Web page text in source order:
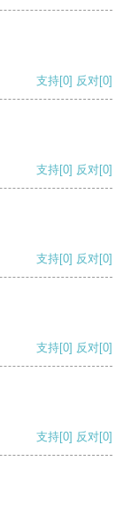
支持[0] 反对[0]
支持[0] 反对[0]
支持[0] 反对[0]
支持[0] 反对[0]
支持[0] 反对[0]